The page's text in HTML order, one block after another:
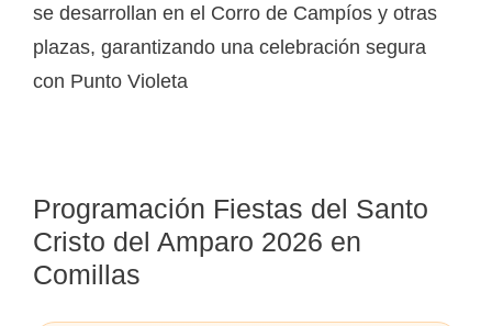
se desarrollan en el Corro de Campíos y otras
plazas, garantizando una celebración segura
con Punto Violeta
Programación Fiestas del Santo
Cristo del Amparo 2026 en
Comillas